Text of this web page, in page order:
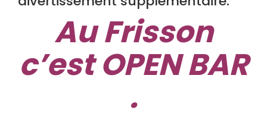
Au Frisson
c’est OPEN BAR
.